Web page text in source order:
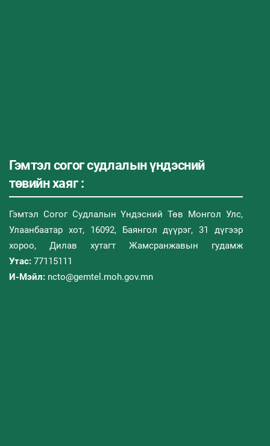
Гэмтэл согог судлалын үндэсний
төвийн хаяг :
Гэмтэл Согог Судлалын Үндэсний Төв Монгол Улс,
Улаанбаатар хот, 16092, Баянгол дүүрэг, 31 дүгээр
хороо, Дилав хутагт Жамсранжавын гудамж
Утас: 77115111
И-Мэйл: ncto@gemtel.moh.gov.mn